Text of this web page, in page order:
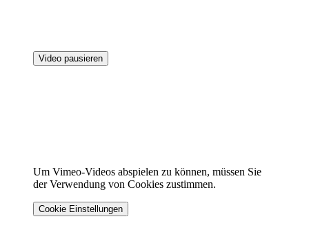
Video pausieren
Um Vimeo-Videos abspielen zu können, müssen Sie
der Verwendung von Cookies zustimmen.
Cookie Einstellungen